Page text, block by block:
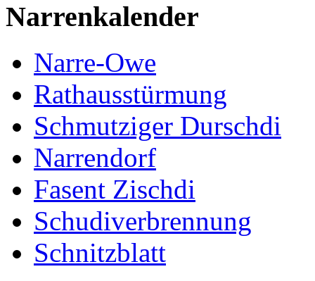
Narrenkalender
Narre-Owe
Rathausstürmung
Schmutziger Durschdi
Narrendorf
Fasent Zischdi
Schudiverbrennung
Schnitzblatt